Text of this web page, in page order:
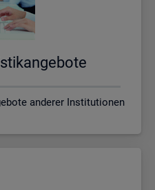
anderer Institutionen